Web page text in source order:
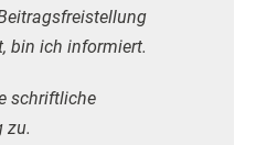
bin ich informiert.
schriftliche
zu.